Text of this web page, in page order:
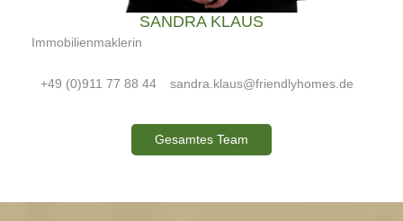
SANDRA KLAUS
Immobilienmaklerin
+49 (0)911 77 88 44 sandra.klaus@friendlyhomes.de
Gesamtes Team